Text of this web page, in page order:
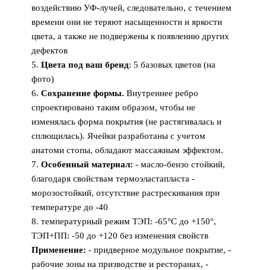
воздействию УФ-лучей, следовательно, с течением
времени они не теряют насыщенности и яркости
цвета, а также не подвержены к появлению других
дефектов
5. Цвета под ваш бренд: 5 базовых цветов (на
фото)
6. Сохранение формы. Внутреннее ребро
спроектировано таким образом, чтобы не
изменялась форма покрытия (не растягивалась и
сплющилась). Ячейки разработаны с учетом
анатоми стопы, обладают массажным эффектом.
7. Особенный материал: - масло-бензо стойкий,
благодаря свойствам термоэластапласта -
морозостойкий, отсутствие растрескивания при
температуре до -40
8. температурный режим ТЭП: -65°С до +150°,
ТЭП+ПП: -50 до +120 без изменения свойств
Применение: - придверное модульное покрытие, -
рабочие зоны на призводстве и ресторанах, -